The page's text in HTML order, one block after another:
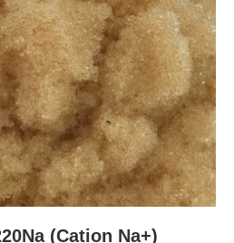
(Cation Na+)